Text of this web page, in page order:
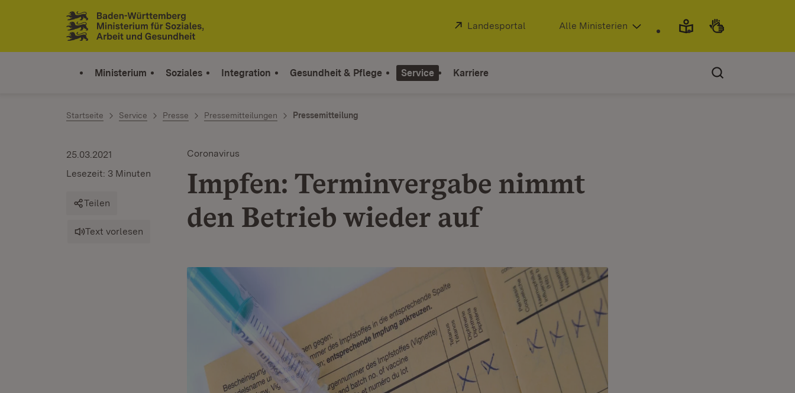
Zum Inhalt springen
Link zur Startseite
Extern:
Landesportal (Öffnet in neuem Fenster)
Alle Ministerien
Ministerium Soziales Integration Gesundheit & Pflege Service Karriere
Startseite Service Presse Pressemitteilungen Pressemitteilung
Coronavirus
Impfen: Terminvergabe nimmt
den Betrieb wieder auf
25.03.2021
Lesezeit: 3 Minuten
Teilen
Text vorlesen